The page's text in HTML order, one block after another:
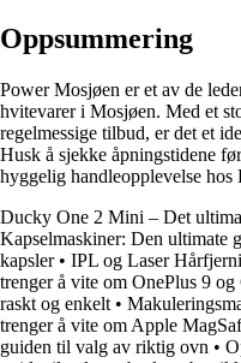
Oppsummering
Power Mosjøen er et av de
hvitevarer i Mosjøen. Med et
regelmessige tilbud, er det et
Husk å sjekke åpningstidene
hyggelig handleopplevelse hos
Ducky One 2 Mini – Det
Kapselmaskiner: Den ultimate
kapsler• IPL og Laser
trenger å vite om OnePlus 9 og
raskt og enkelt •
trenger å vite om Apple
guiden til valg av riktig ovn •